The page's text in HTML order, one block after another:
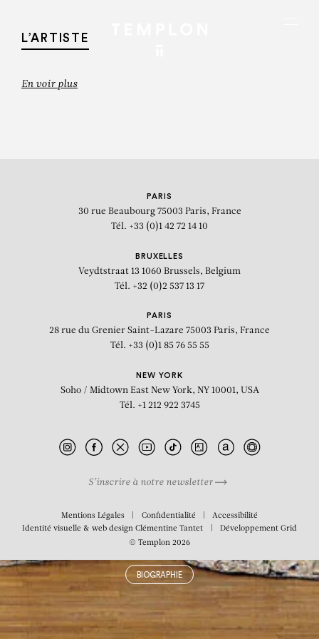
ALAIN KIRILI
Grande Nudité I et II
BIOGRAPHIE
L’ARTISTE
En voir plus
PARIS
30 rue Beaubourg 75003 Paris, France
Tél. +33 (0)1 42 72 14 10
BRUXELLES
Veydtstraat 13 1060 Brussels, Belgium
Tél. +32 (0)2 537 13 17
PARIS
28 rue du Grenier Saint-Lazare 75003 Paris, France
Tél. +33 (0)1 85 76 55 55
NEW YORK
Soho / Midtown East New York, NY 10001, USA
Tél. +1 212 922 3745
S’inscrire à notre newsletter
Mentions Légales Confidentialité
Accessibilité
Identité visuelle & web designClémentine Tantet Développement Grid
© Templon 2026